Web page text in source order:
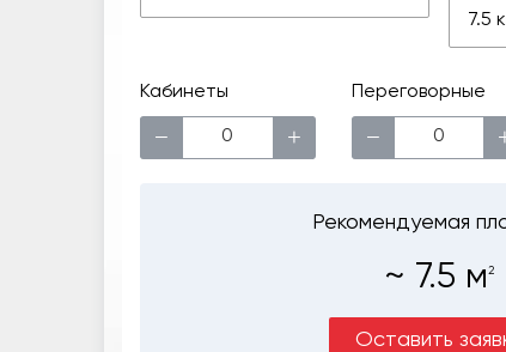
7.5
Кабинеты
− +
Переговорные
−
Рекомендуемая
~ 7.5 м 2
Оставить